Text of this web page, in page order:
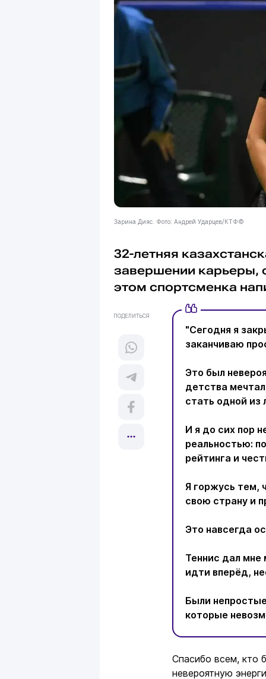
Зарина Дияс. Фото: Андрей Ударцев/КТФ©
32-летняя
завершении карьеры,
этом спортсменка
ПОДЕЛИТЬСЯ
"Сегодня я
заканчиваю
Это был
детства
стать одной из
И я до сих пор
реальностью:
рейтинга и
Я горжусь тем,
свою страну и
Это навсегда
Теннис дал мне
идти вперёд,
Были
которые
Спасибо всем,
невероятную